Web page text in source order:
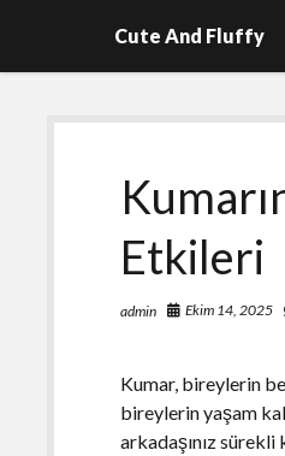
Cute And Fluffy
Etkileri
admin Ekim 14, 2025
Kumar, bireylerin
bireylerin yaşam
arkadaşınız